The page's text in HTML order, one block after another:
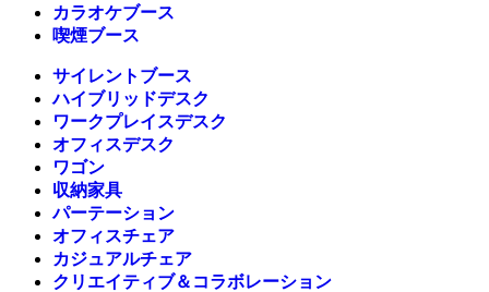
カラオケブース
喫煙ブース
サイレントブース
ハイブリッドデスク
ワークプレイスデスク
オフィスデスク
ワゴン
収納家具
パーテーション
オフィスチェア
カジュアルチェア
クリエイティブ＆コラボレーション